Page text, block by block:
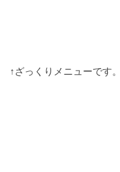
↑ざっくりメニューです。